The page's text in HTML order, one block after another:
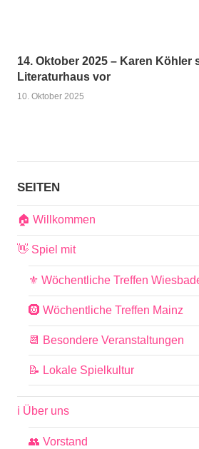
14. Oktober 2025 – Karen Köhler
Literaturhaus vor
10. Oktober 2025
SEITEN
🏠 Willkommen
👋 Spiel mit
⚜️ Wöchentliche Treffen
🛞 Wöchentliche Treffen Mainz
📆 Besondere Veranstaltungen
📝 Lokale Spielkultur
ℹ️ Über uns
👥 Vorstand